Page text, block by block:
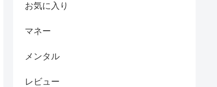
お気に入り
マネー
メンタル
レビュー